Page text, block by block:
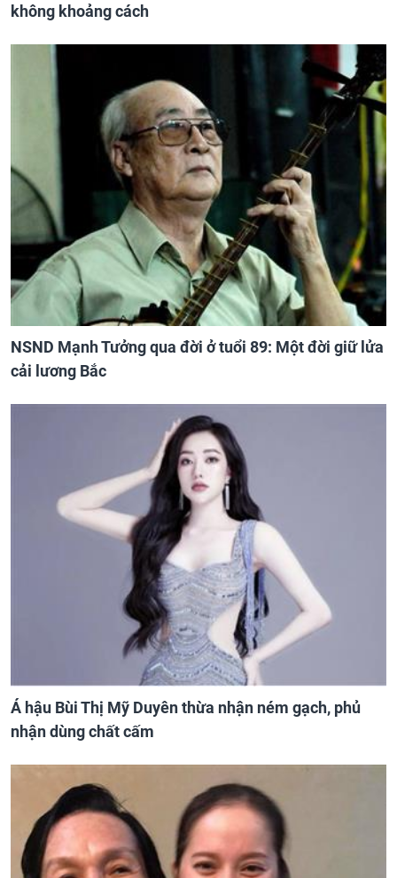
không khoảng cách
NSND Mạnh Tưởng qua đời ở tuổi 89: Một đời giữ lửa
cải lương Bắc
Á hậu Bùi Thị Mỹ Duyên thừa nhận ném gạch, phủ
nhận dùng chất cấm